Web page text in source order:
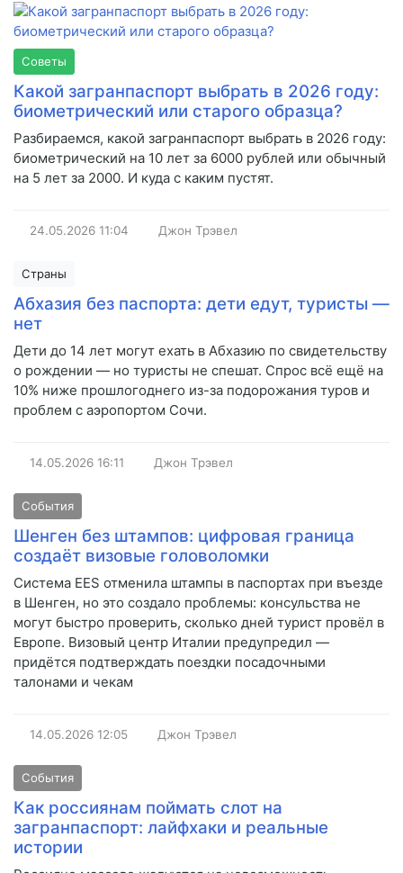
Советы
Какой загранпаспорт выбрать в 2026 году:
биометрический или старого образца?
Разбираемся, какой загранпаспорт выбрать в 2026 году:
биометрический на 10 лет за 6000 рублей или обычный
на 5 лет за 2000. И куда с каким пустят.
24.05.2026 11:04 Джон Трэвел
Страны
Абхазия без паспорта: дети едут, туристы —
нет
Дети до 14 лет могут ехать в Абхазию по свидетельству
о рождении — но туристы не спешат. Спрос всё ещё на
10% ниже прошлогоднего из-за подорожания туров и
проблем с аэропортом Сочи.
14.05.2026 16:11 Джон Трэвел
События
Шенген без штампов: цифровая граница
создаёт визовые головоломки
Система EES отменила штампы в паспортах при въезде
в Шенген, но это создало проблемы: консульства не
могут быстро проверить, сколько дней турист провёл в
Европе. Визовый центр Италии предупредил —
придётся подтверждать поездки посадочными
талонами и чекам
14.05.2026 12:05 Джон Трэвел
События
Как россиянам поймать слот на
загранпаспорт: лайфхаки и реальные
истории